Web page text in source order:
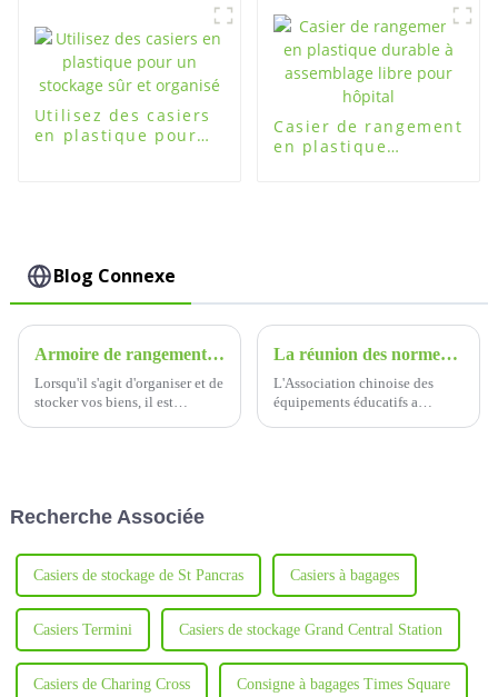
organisation
sécurisée
Utilisez des casiers
en plastique pour
Casier de rangement
en plastique
Blog Connexe
Armoire de rangement multicouche, votre meilleur choix
Lorsqu'il s'agit d'organiser et de
stocker vos biens, il est
La réunion des normes pour les casiers des élèves dans les écoles primaires et secondaires
L'Association chinoise des
équipements éducatifs a
Recherche Associée
Casiers de stockage de St Pancras Casiers à bagages
Casiers Termini Casiers de stockage Grand Central Station
Casiers de Charing Cross Consigne à bagages Times Square